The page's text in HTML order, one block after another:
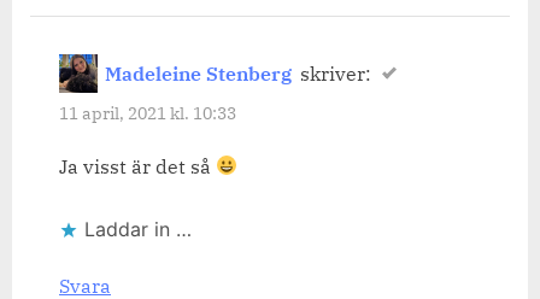
Madeleine Stenberg skriver:
11 april, 2021 kl. 10:33
Ja visst är det så
Laddar in …
Svara